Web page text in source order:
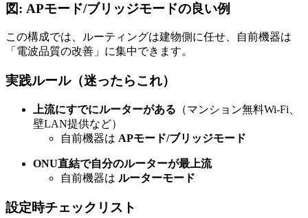
図: APモード/ブリッジモードの良い例
この構成では、ルーティングは建物側に任せ、自前機器は
「電波品質の改善」に集中できます。
実践ルール（迷ったらこれ）
上流にすでにルーターがある （マンション無料Wi-Fi、
壁LAN提供など）
自前機器は APモード/ブリッジモード
ONU直結で自分のルーターが最上流
自前機器は ルーターモード
設定時チェックリスト